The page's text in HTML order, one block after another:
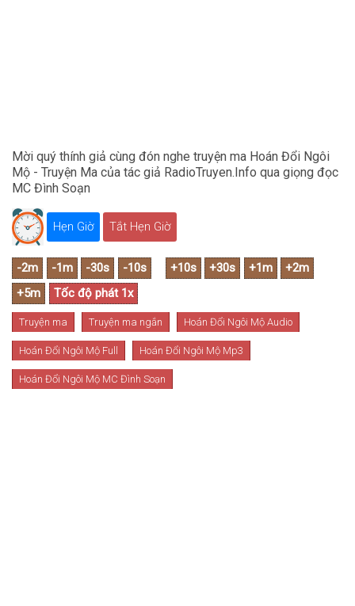
Mời quý thính giả cùng đón nghe truyện ma Hoán Đổi Ngôi
Mộ - Truyện Ma của tác giả RadioTruyen.Info qua giọng đọc
MC Đình Soạn
Hẹn Giờ Tắt Hẹn Giờ
Truyện ma Truyện ma ngắn Hoán Đổi Ngôi Mộ Audio
Hoán Đổi Ngôi Mộ Full Hoán Đổi Ngôi Mộ Mp3
Hoán Đổi Ngôi Mộ MC Đình Soạn